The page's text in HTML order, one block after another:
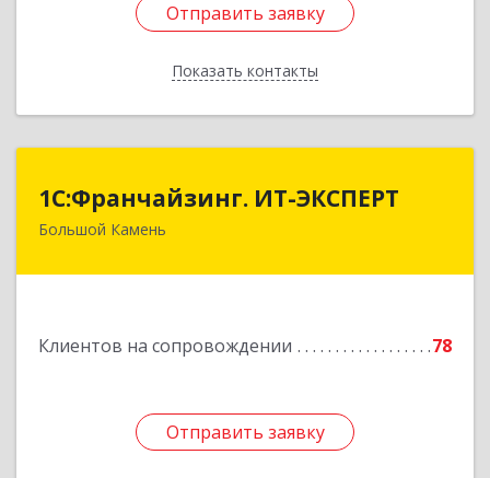
Отправить заявку
Показать контакты
Отправить заявку
Назад
1С:Франчайзинг. ИТ-ЭКСПЕРТ
Большой Камень
Клиентов на сопровождении 78
Отправить заявку
1С:Франчайзинг. ИТ-ЭКСПЕРТ
692806, Приморский край, Большой Камень г,
Отправить заявку